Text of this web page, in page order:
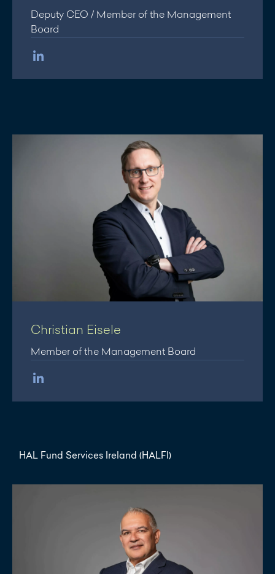
Deputy CEO / Member of the Management
Board
Christian Eisele
Member of the Management Board
HAL Fund Services Ireland (HALFI)